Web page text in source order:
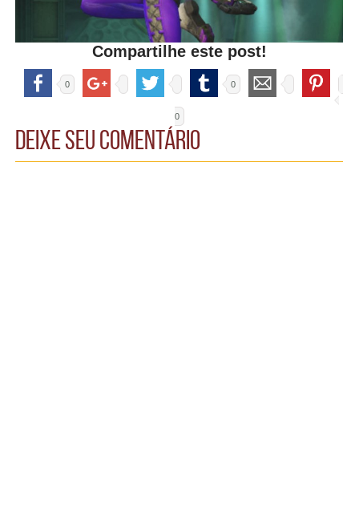
Compartilhe este post!
0 0
0
Deixe seu comentário